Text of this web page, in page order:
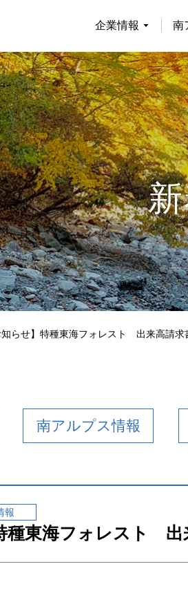
企業情報 南
南アルプス
渓流釣り
登山者の皆
交通アクセ
知らせ】特種東海フォレスト 出来高請
南アルプス情報
報
種東海フォレスト